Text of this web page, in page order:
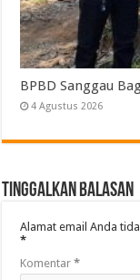
BPBD Sanggau
4 Agustus 2026
Tinggalkan Balasan
Alamat email Anda
*
Komentar*